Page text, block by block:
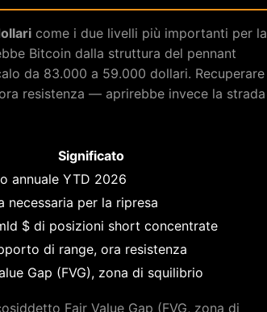
come i due livelli più importanti per la
Bitcoin dalla struttura del pennant
da 83.000 a 59.000 dollari. Recuperare
resistenza — aprirebbe invece la strada
Significato
annuale YTD 2026
necessaria per la ripresa
$ di posizioni short concentrate
di range, ora resistenza
Gap (FVG), zona di squilibrio
Fair Value Gap (FVG, zona di